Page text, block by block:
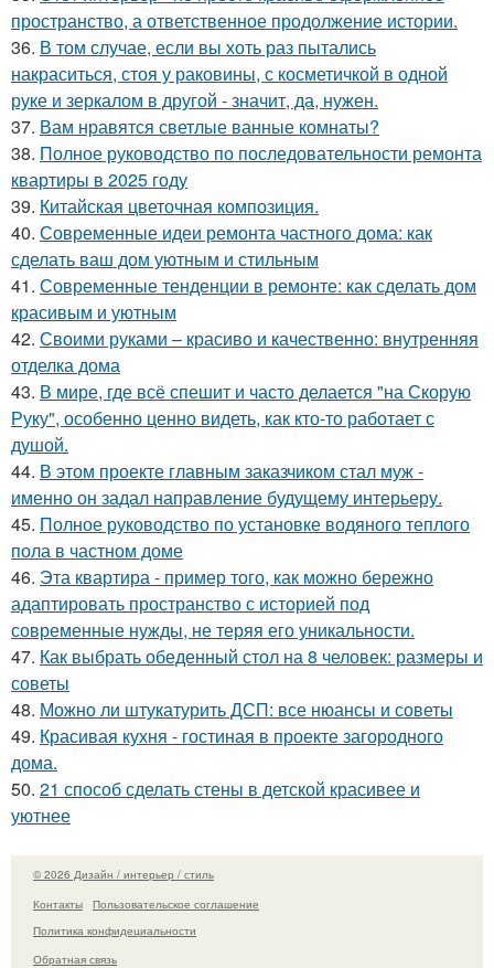
пространство, а ответственное продолжение истории.
36. В том случае, если вы хоть раз пытались
накраситься, стоя у раковины, с косметичкой в одной
руке и зеркалом в другой - значит, да, нужен.
37. Вам нравятся светлые ванные комнаты?
38. Полное руководство по последовательности ремонта
квартиры в 2025 году
39. Китайская цветочная композиция.
40. Современные идеи ремонта частного дома: как
сделать ваш дом уютным и стильным
41. Современные тенденции в ремонте: как сделать дом
красивым и уютным
42. Своими руками – красиво и качественно: внутренняя
отделка дома
43. В мире, где всё спешит и часто делается "на Скорую
Руку", особенно ценно видеть, как кто-то работает с
душой.
44. В этом проекте главным заказчиком стал муж -
именно он задал направление будущему интерьеру.
45. Полное руководство по установке водяного теплого
пола в частном доме
46. Эта квартира - пример того, как можно бережно
адаптировать пространство с историей под
современные нужды, не теряя его уникальности.
47. Как выбрать обеденный стол на 8 человек: размеры и
советы
48. Можно ли штукатурить ДСП: все нюансы и советы
49. Красивая кухня - гостиная в проекте загородного
дома.
50. 21 способ сделать стены в детской красивее и
уютнее
© 2026 Дизайн / интерьер / стиль
Контакты
Пользовательское соглашение
Политика конфидециальности
Обратная связь